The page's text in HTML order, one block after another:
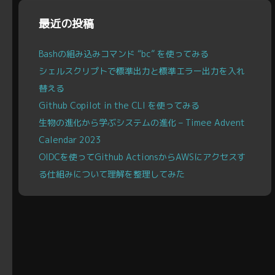
最近の投稿
Bashの組み込みコマンド “bc” を使ってみる
シェルスクリプトで標準出力と標準エラー出力を入れ
替える
Github Copilot in the CLI を使ってみる
生物の進化から学ぶシステムの進化 – Timee Advent
Calendar 2023
OIDCを使ってGithub ActionsからAWSにアクセスす
る仕組みについて理解を整理してみた